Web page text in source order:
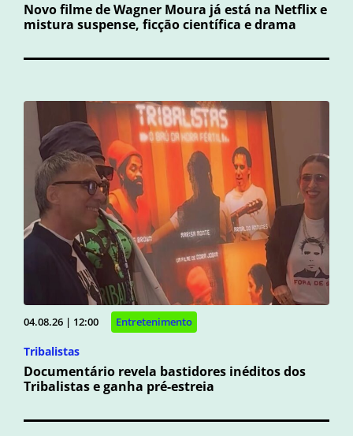
Novo filme de Wagner Moura já está na Netflix e
mistura suspense, ficção científica e drama
04.08.26 | 12:00 Entretenimento
Tribalistas
Documentário revela bastidores inéditos dos
Tribalistas e ganha pré-estreia